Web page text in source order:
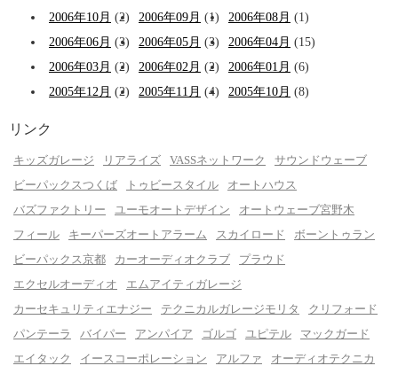
2006年10月 (2) 2006年09月 (1) 2006年08月 (1)
2006年06月 (3) 2006年05月 (3) 2006年04月 (15)
2006年03月 (2) 2006年02月 (2) 2006年01月 (6)
2005年12月 (2) 2005年11月 (4) 2005年10月 (8)
リンク
キッズガレージ リアライズ VASSネットワーク
サウンドウェーブ
ビーパックスつくば
トゥビースタイル
オートハウス
バズファクトリー
ユーモオートデザイン
オートウェーブ宮野木
フィール
キーパーズオートアラーム スカイロード
ボーントゥラン
ビーパックス京都
カーオーディオクラブ
プラウド
エクセルオーディオ
エムアイティガレージ
カーセキュリティエナジー
テクニカルガレージモリタ
クリフォード
パンテーラ
バイパー アンパイア ゴルゴ ユピテル
マックガード
エイタック
イースコーポレーション アルファ
オーディオテクニカ